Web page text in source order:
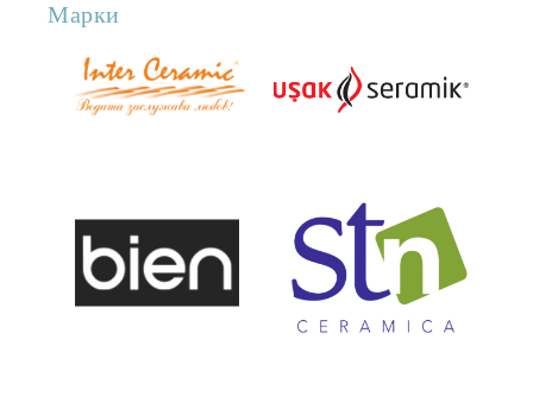
Марки